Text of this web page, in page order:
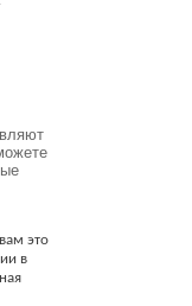
это
в